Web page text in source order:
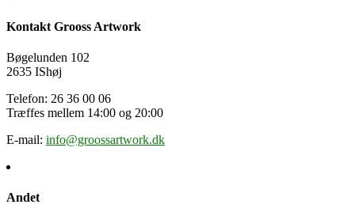
Kontakt Grooss Artwork
Bøgelunden 102
2635 IShøj
Telefon: 26 36 00 06
Træffes mellem 14:00 og 20:00
E-mail: info@groossartwork.dk
Andet